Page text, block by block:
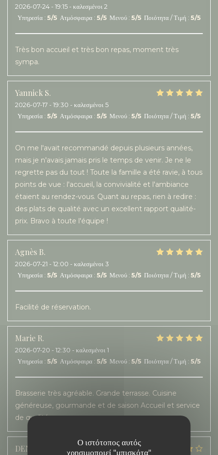
Ο ιστότοπος αυτός
χρησιμοποιεί "μπισκότα"
2026-07-24 - 19:15 - καλεσμένοι 2
Υπηρεσία : 5/5 Ατμόσφαιρα : 5/5 Μενού : 5/5 Ποιότητα / Τιμή : 5/5
Très bon accueil et très bon repas, moment très
sympa.
Yannick S
2026-07-17 - 19:30 - καλεσμένοι 5
Υπηρεσία : 5/5 Ατμόσφαιρα : 5/5 Μενού : 5/5 Ποιότητα / Τιμή : 5/5
On me l'avait recommandé depuis plusieurs années,
mais je n'avais jamais pris le temps de venir. Je ne le
regrette pas du tout ! Toute la famille a été ravie, à tous
points de vue : l'accueil, la convivialité et l'ambiance
étaient au rendez-vous. Quant au repas, rien à redire :
des plats de qualité avec un excellent rapport qualité-
prix. Bravo à toute l'équipe !
Agnès B
2026-07-21 - 12:00 - καλεσμένοι 3
Υπηρεσία : 5/5 Ατμόσφαιρα : 5/5 Μενού : 5/5 Ποιότητα / Τιμή : 5/5
Facilité de réservation.
Marie R
2026-07-20 - 12:30 - καλεσμένοι 1
Υπηρεσία : 5/5 Ατμόσφαιρα : 5/5 Μενού : 5/5 Ποιότητα / Τιμή : 5/5
Brasserie très agréable. Grande terrasse. Cuisine
généreuse, gourmande et de saison Accueil et service
de qualité.
DENIS